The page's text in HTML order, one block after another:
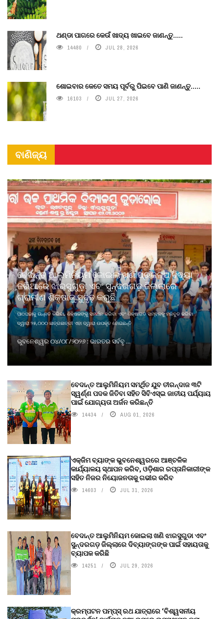
ଥଣ୍ଡା ପାଗରେ କେଉଁ ଖାଦ୍ୟ ଖାଇବେ ଜାଣନ୍ତୁ.....
14480 JUL 28, 2026
ଶୋଇବାର କେତେ ସମୟ ପୂର୍ବରୁ ପିଇବେ ପାଣି ଜାଣନ୍ତୁ.....
16103 JUL 27, 2026
ବାଣିଜ୍ୟ
ବେଦାନ୍ତ ଆଲୁମିନିୟମ କୋଇଲା ଖଣି ପ୍ରକଳ୍ପ ବିଦ୍ୟା
ଜରିଆରେ ଝାରସୁଗୁଡ଼ା ଏବଂ ସୁନ୍ଦରଗଡ଼ ଜିଲ୍ଲାରେ
ଗ୍ରାମୀଣ ଶିକ୍ଷାକୁ ସୁଦୃଢ଼ କରୁଛି
ପାଠପଢାକୁ ଉନ୍ନତ କରିବା, ଶିକ୍ଷକଙ୍କୁ ସମର୍ଥନ କରିବା ଏବଂ ଶିକ୍ଷାଗତ ସମ୍ବଳକୁ ମଜବୁତ କରିବା
ଦ୍ୱାରା ୨୫,୦୦୦ ଛାତ୍ରଛାତ୍ରୀ ଏହା ଦ୍ୱାରା ଉପକୃତ ହୋଇଛନ୍ତି
ଭୁବନେଶ୍ୱର ୦୪/୦୮/୨୦୨୬ : ଭାରତର ସର୍ବବୃ ...
ବେଦାନ୍ତ ଆଲୁମିନିୟମ ସମର୍ଥିତ ଯୁବ ତୀରନ୍ଦାଜ ୩ଟି
ସ୍ୱର୍ଣ୍ଣ ପଦକ ଜିତିବା ସହିତ ସିବିଏସ୍ଇ ଜାତୀୟ ପର୍ଯ୍ୟାୟ
ପାଇଁ ଯୋଗ୍ୟତା ଅର୍ଜନ କରିଛନ୍ତି
14434 AUG 01, 2026
ଏକ୍ଜିମ ବ୍ୟାଙ୍କ ଭୁବନେଶ୍ୱରରେ ଆଞ୍ଚଳିକ
କାର୍ଯ୍ୟାଳୟ ସ୍ଥାପନ କରିବ, ଓଡ଼ିଶାର ରପ୍ତାନିକାରୀଙ୍କ
ସହିତ ନିଜର ନିୟୋଜନତାକୁ ଗଭୀର କରିବ
14603 JUL 31, 2026
ବେଦାନ୍ତ ଆଲୁମିନିୟମ କୋଇଲା ଖଣି ଝାରସୁଗୁଡା ଏବଂ
ସୁନ୍ଦରଗଡ଼ ଜିଲ୍ଲାରେ ଦିବ୍ୟାଙ୍ଗଙ୍କ ପାଇଁ ସହାୟତାକୁ
ବ୍ୟାପକ କରିଛି
14251 JUL 29, 2026
କ୍ରମ୍ପଟନ ପମ୍ପ୍‌ସ୍‌ ରଥ ଯାତ୍ରାରେ ‘ବିଶ୍ୱସନୀୟ